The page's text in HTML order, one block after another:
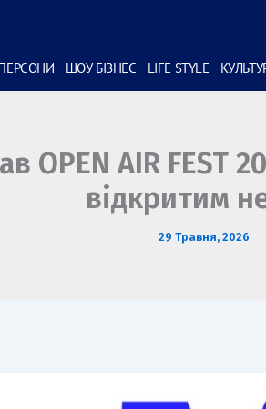
ШОУ БІЗНЕС LIFE STYLE
OPEN AIR FEST
відкритим
29 Травня, 2026